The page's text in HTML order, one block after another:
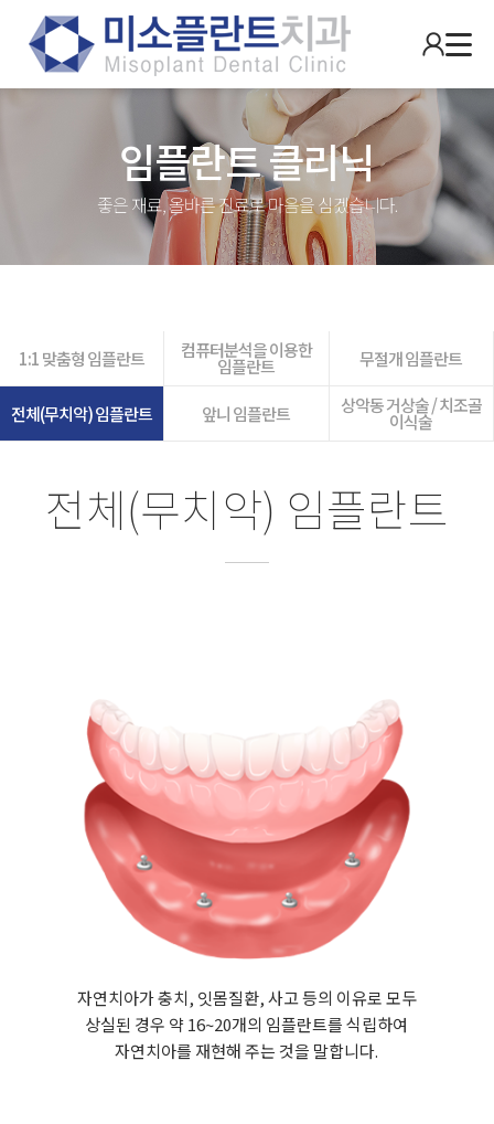
임플란트 클리닉
좋은 재료, 올바른 진료로 마음을 심겠습니다.
1:1 맞춤형 임플란트 컴퓨터분석을 이용한
임플란트 무절개 임플란트
전체(무치악) 임플란트 앞니 임플란트 상악동 거상술 / 치조골
이식술
전체(무치악) 임플란트
자연치아가 충치, 잇몸질환, 사고 등의 이유로 모두
상실된 경우 약 16~20개의 임플란트를 식립하여
자연치아를 재현해 주는 것을 말합니다.